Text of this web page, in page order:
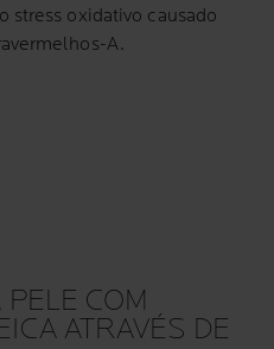
stress oxidativo causado
A.
COM
ATRAVÉS DE